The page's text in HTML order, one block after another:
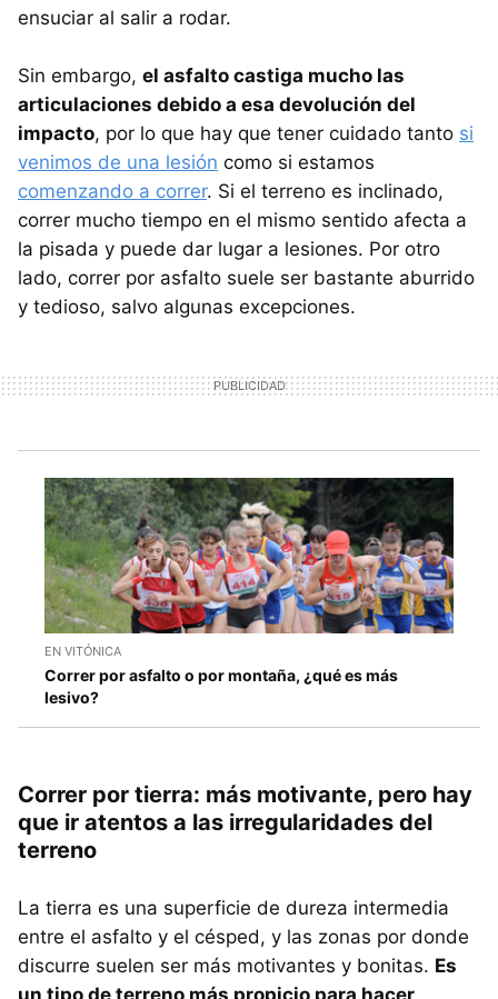
ensuciar al salir a rodar.
Sin embargo, el asfalto castiga mucho las
articulaciones debido a esa devolución del
impacto, por lo que hay que tener cuidado tanto si
venimos de una lesión como si estamos
comenzando a correr. Si el terreno es inclinado,
correr mucho tiempo en el mismo sentido afecta a
la pisada y puede dar lugar a lesiones. Por otro
lado, correr por asfalto suele ser bastante aburrido
y tedioso, salvo algunas excepciones.
EN VITÓNICA
Correr por asfalto o por montaña, ¿qué es más
lesivo?
Correr por tierra: más motivante, pero hay
que ir atentos a las irregularidades del
terreno
La tierra es una superficie de dureza intermedia
entre el asfalto y el césped, y las zonas por donde
discurre suelen ser más motivantes y bonitas. Es